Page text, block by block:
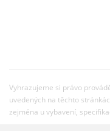
Vyhrazujeme si právo
uvedených na těchto
zejména u vybavení,